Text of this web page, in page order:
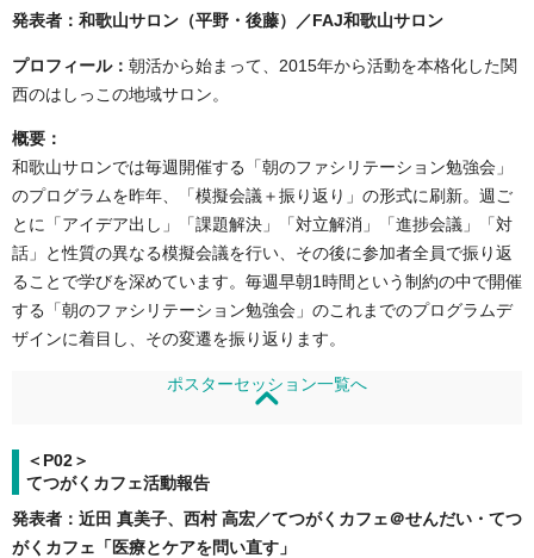
発表者：和歌山サロン（平野・後藤）／FAJ和歌山サロン
プロフィール： 朝活から始まって、2015年から活動を本格化した関
西のはしっこの地域サロン。
概要：
和歌山サロンでは毎週開催する「朝のファシリテーション勉強会」
のプログラムを昨年、「模擬会議＋振り返り」の形式に刷新。週ご
とに「アイデア出し」「課題解決」「対立解消」「進捗会議」「対
話」と性質の異なる模擬会議を行い、その後に参加者全員で振り返
ることで学びを深めています。毎週早朝1時間という制約の中で開催
する「朝のファシリテーション勉強会」のこれまでのプログラムデ
ザインに着目し、その変遷を振り返ります。
ポスターセッション一覧へ
＜P02＞
てつがくカフェ活動報告
発表者：近田 真美子、西村 高宏／てつがくカフェ＠せんだい・てつ
がくカフェ「医療とケアを問い直す」